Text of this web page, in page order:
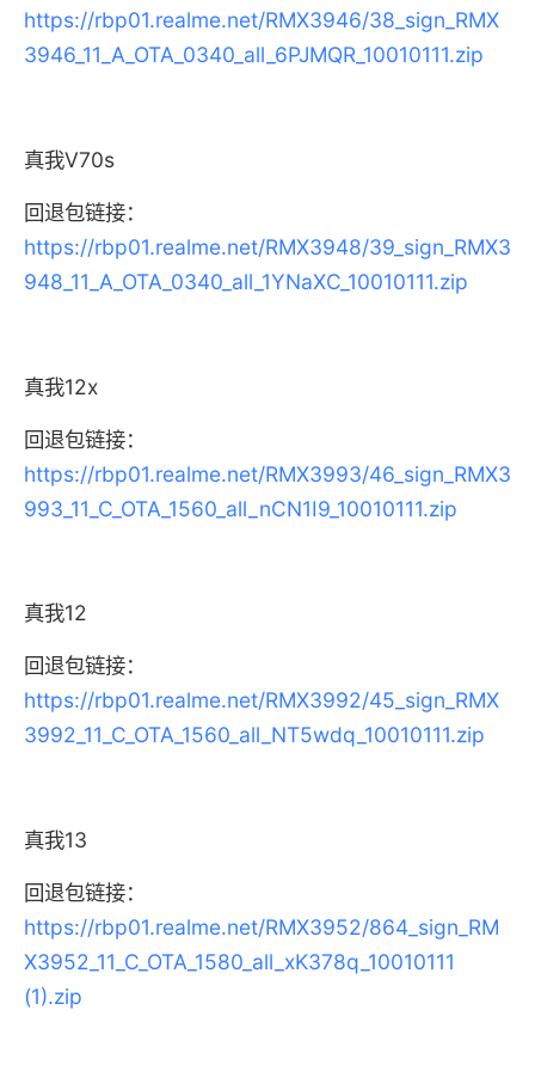
https://rbp01.realme.net/RMX3946/38_sign_RMX
3946_11_A_OTA_0340_all_6PJMQR_10010111.zip
真我V70s
回退包链接：
https://rbp01.realme.net/RMX3948/39_sign_RMX3
948_11_A_OTA_0340_all_1YNaXC_10010111.zip
真我12x
回退包链接：
https://rbp01.realme.net/RMX3993/46_sign_RMX3
993_11_C_OTA_1560_all_nCN1I9_10010111.zip
真我12
回退包链接：
https://rbp01.realme.net/RMX3992/45_sign_RMX
3992_11_C_OTA_1560_all_NT5wdq_10010111.zip
真我13
回退包链接：
https://rbp01.realme.net/RMX3952/864_sign_RM
X3952_11_C_OTA_1580_all_xK378q_10010111
(1).zip